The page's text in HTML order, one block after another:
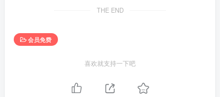
THE END
会员免费
喜欢就支持一下吧